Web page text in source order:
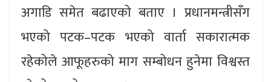
अगाडि समेत बढाएको बताए । प्रधानमन्त्रीसँग
भएको पटक–पटक भएको वार्ता सकारात्मक
रहेकोले आफूहरुको माग सम्बोधन हुनेमा विश्वस्त